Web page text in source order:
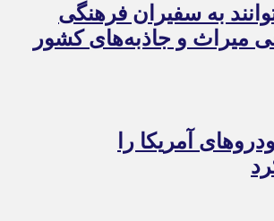
به سفیران فرهنگی
میراث و جاذبه‌های کشور
آمریکا را